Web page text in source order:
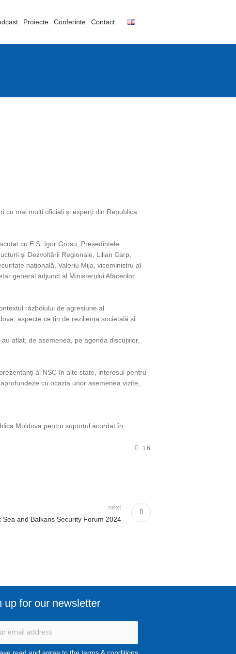
Proiecte Conferinte Contact
cu mai mulți oficiali și experți din Republica
cu E.S. Igor Grosu, Președintele
și Dezvoltării Regionale, Lilian Carp,
națională, Valeriu Mija, viceministru al
general adjunct al Ministerului Afacerilor
războiului de agresiune al
aspecte ce țin de reziliența societală și
aflat, de asemenea, pe agenda discuțiilor.
ai NSC în alte state, interesul pentru
cu ocazia unor asemenea vizite,
Moldova pentru suportul acordat în
16
Sea and Balkans Security Forum 2024
next
up for our newsletter